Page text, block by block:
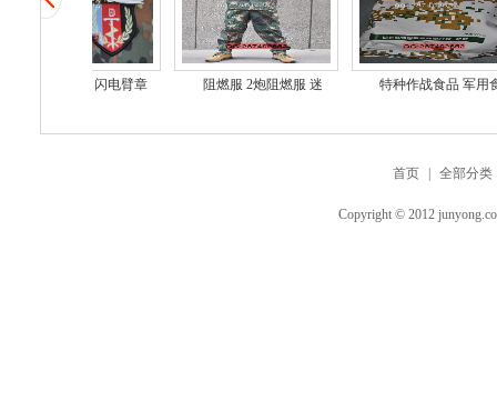
特种兵臂章 闪电臂章 阻燃服 2炮阻燃服 迷 特种作战食品 军用食
首页 全部分类
Copyright © 2012